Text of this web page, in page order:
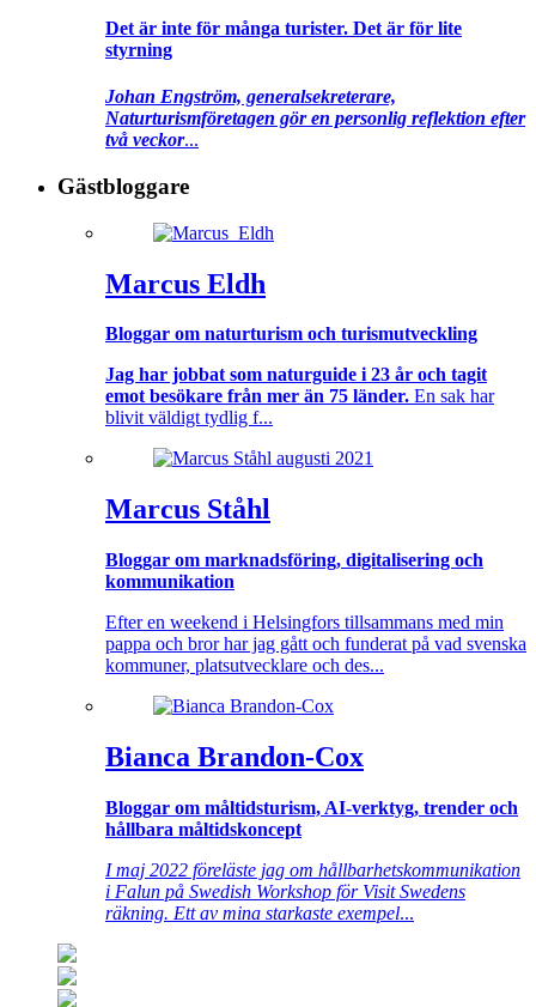
Det är inte för många turister. Det är för lite
styrning
Johan Engström, generalsekreterare,
Naturturismföretagen gör en personlig reflektion efter
två veckor...
Gästbloggare
Marcus Eldh
Bloggar om naturturism och turismutveckling
Jag har jobbat som naturguide i 23 år och tagit
emot besökare från mer än 75 länder. En sak har
blivit väldigt tydlig f...
Marcus Ståhl
Bloggar om marknadsföring, digitalisering och
kommunikation
Efter en weekend i Helsingfors tillsammans med min
pappa och bror har jag gått och funderat på vad svenska
kommuner, platsutvecklare och des...
Bianca Brandon-Cox
Bloggar om måltidsturism, AI-verktyg, trender och
hållbara måltidskoncept
I maj 2022 föreläste jag om hållbarhetskommunikation
i Falun på Swedish Workshop för Visit Swedens
räkning. Ett av mina starkaste exempel...